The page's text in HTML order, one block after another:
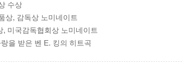
수상
상, 감독상 노미네이트
, 미국감독협회상 노미네이트
을 받은 벤 E. 킹의 히트곡